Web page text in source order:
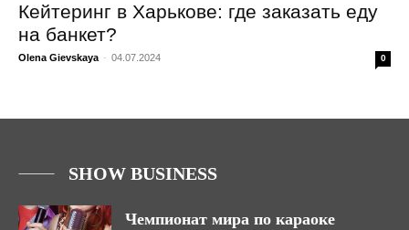
Кейтеринг в Харькове: где заказать еду
на банкет?
Olena Gievskaya - 04.07.2024 0
SHOW BUSINESS
Чемпионат мира по караоке